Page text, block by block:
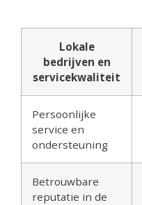
Lokale
bedrijven en
servicekwaliteit
Persoonlijke
service en
ondersteuning
Betrouwbare
reputatie in de